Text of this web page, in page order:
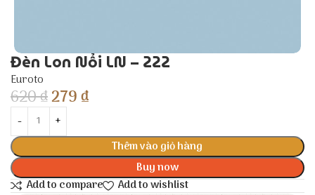
Đèn Lon Nổi LN – 222
Euroto
620₫279₫
Thêm vào giỏ hàng
Buy now
Add to compare
Add to wishlist